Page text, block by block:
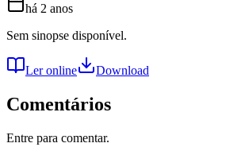
há 2 anos
Sem sinopse disponível.
Ler online Download
Comentários
Entre para comentar.